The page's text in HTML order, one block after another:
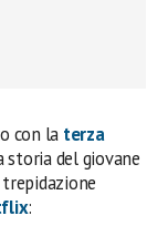
con la terza
storia del giovane
: